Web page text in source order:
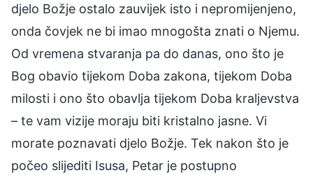
djelo Božje ostalo zauvijek isto i nepromijenjeno,
onda čovjek ne bi imao mnogošta znati o Njemu.
Od vremena stvaranja pa do danas, ono što je
Bog obavio tijekom Doba zakona, tijekom Doba
milosti i ono što obavlja tijekom Doba kraljevstva
– te vam vizije moraju biti kristalno jasne. Vi
morate poznavati djelo Božje. Tek nakon što je
počeo slijediti Isusa, Petar je postupno